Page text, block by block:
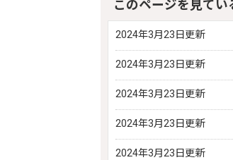
このページを見てい
2024年3月23日更新
2024年3月23日更新
2024年3月23日更新
2024年3月23日更新
2024年3月23日更新